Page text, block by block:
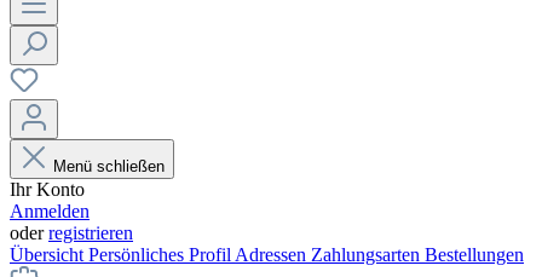
Menü schließen
Ihr Konto
Anmelden
oderregistrieren
Übersicht Persönliches Profil Adressen Zahlungsarten Bestellungen